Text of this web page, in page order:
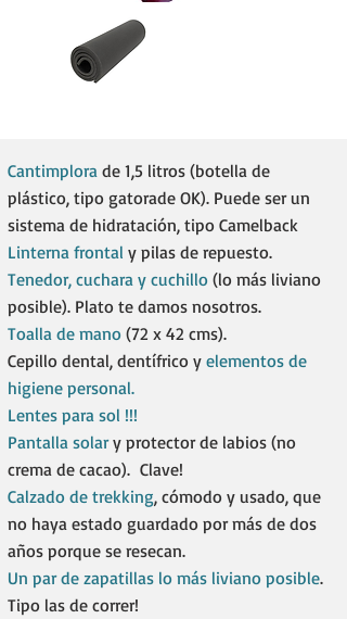
Cantimplora de 1,5 litros (botella de
plástico, tipo gatorade OK). Puede ser un
sistema de hidratación, tipo Camelback​
Linterna frontal y pilas de repuesto.​
Tenedor, cuchara y cuchillo (lo más liviano
posible). Plato te damos nosotros.​
Toalla de mano (72 x 42 cms).
Cepillo dental, dentífrico y elementos de
higiene personal.
Lentes para sol !!!
Pantalla solary protector de labios (no
crema de cacao). Clave!
Calzado de trekking, cómodo y usado, que
no haya estado guardado por más de dos
años porque se resecan.
Un par de zapatillas lo más liviano posible.
Tipo las de correr!